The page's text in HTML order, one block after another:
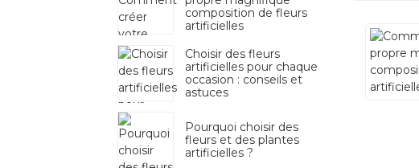
composition de fleurs
artificielles
Choisir des fleurs
artificielles pour chaque
occasion : conseils et
astuces
Pourquoi choisir des
fleurs et des plantes
artificielles ?